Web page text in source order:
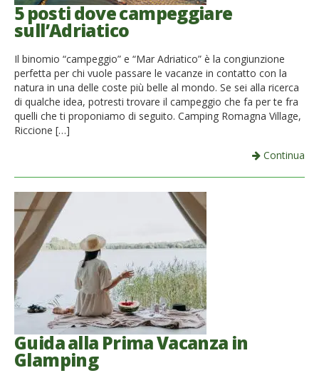
5 posti dove campeggiare
sull’Adriatico
Il binomio “campeggio” e “Mar Adriatico” è la congiunzione
perfetta per chi vuole passare le vacanze in contatto con la
natura in una delle coste più belle al mondo. Se sei alla ricerca
di qualche idea, potresti trovare il campeggio che fa per te fra
quelli che ti proponiamo di seguito. Camping Romagna Village,
Riccione […]
Continua
Guida alla Prima Vacanza in
Glamping